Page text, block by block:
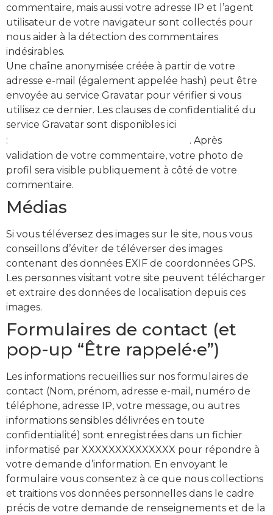
commentaire, mais aussi votre adresse IP et l’agent
utilisateur de votre navigateur sont collectés pour
nous aider à la détection des commentaires
indésirables.
Une chaîne anonymisée créée à partir de votre
adresse e-mail (également appelée hash) peut être
envoyée au service Gravatar pour vérifier si vous
utilisez ce dernier. Les clauses de confidentialité du
service Gravatar sont disponibles ici
:
. Après
validation de votre commentaire, votre photo de
profil sera visible publiquement à côté de votre
commentaire.
Médias
Si vous téléversez des images sur le site, nous vous
conseillons d’éviter de téléverser des images
contenant des données EXIF de coordonnées GPS.
Les personnes visitant votre site peuvent télécharger
et extraire des données de localisation depuis ces
images.
Formulaires de contact (et
pop-up “Être rappelé·e”)
Les informations recueillies sur nos formulaires de
contact (Nom, prénom, adresse e-mail, numéro de
téléphone, adresse IP, votre message, ou autres
informations sensibles délivrées en toute
confidentialité) sont enregistrées dans un fichier
informatisé par XXXXXXXXXXXXXX pour répondre à
votre demande d’information. En envoyant le
formulaire vous consentez à ce que nous collections
et traitions vos données personnelles dans le cadre
précis de votre demande de renseignements et de la